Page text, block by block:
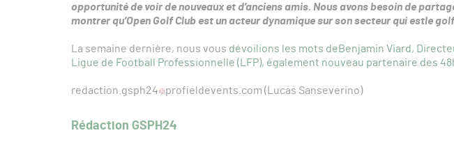
opportunité de voir de nouveaux et d’anciens amis. Nous avons besoin de
montrer qu’Open Golf Club est un acteur dynamique sur son secteur qui estle golf
La semaine dernière, nous vous dévoilions les mots deBenjamin Viard,
Ligue de Football Professionnelle (LFP), également nouveau partenaire des
redaction.gsph24 profieldevents.com (Lucas Sanseverino)
Rédaction GSPH24